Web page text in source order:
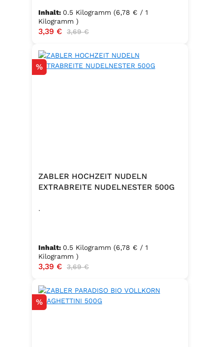
Inhalt: 0.5 Kilogramm (6,78 € / 1
Kilogramm )
Verkaufspreis:
3,39 € Regulärer Preis:
3,69 €
Rabatt
%
ZABLER HOCHZEIT NUDELN
EXTRABREITE NUDELNESTER 500G
.
Inhalt: 0.5 Kilogramm (6,78 € / 1
Kilogramm )
Verkaufspreis:
3,39 € Regulärer Preis:
3,69 €
Rabatt
%